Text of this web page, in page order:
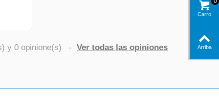
y 0 opinione(s) - Ver todas las opiniones
Carro
Arriba